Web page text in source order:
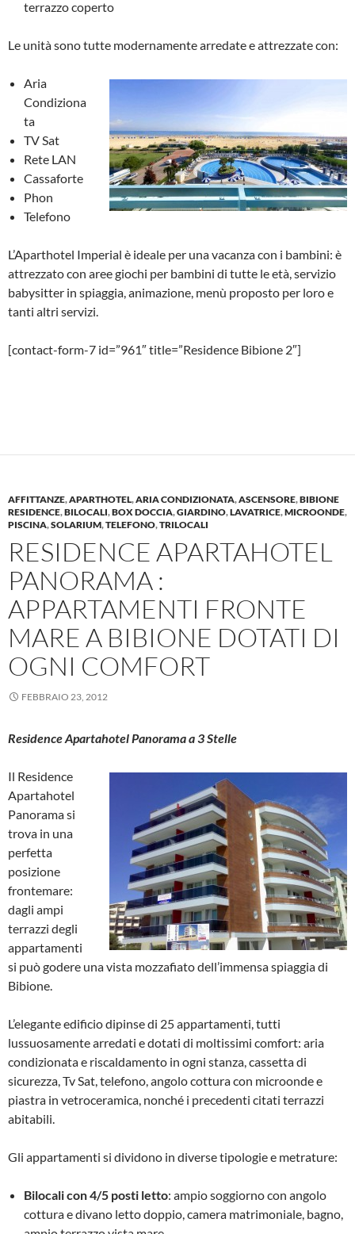
terrazzo coperto
Le unità sono tutte modernamente arredate e attrezzate con:
Aria
Condiziona
ta
TV Sat
Rete LAN
Cassaforte
Phon
Telefono
L’Aparthotel Imperial è ideale per una vacanza con i bambini: è
attrezzato con aree giochi per bambini di tutte le età, servizio
babysitter in spiaggia, animazione, menù proposto per loro e
tanti altri servizi.
[contact-form-7 id=”961″ title=”Residence Bibione 2″]
AFFITTANZE,APARTHOTEL,ARIA CONDIZIONATA,ASCENSORE,BIBIONE
RESIDENCE,BILOCALI,BOX DOCCIA,GIARDINO,LAVATRICE,MICROONDE,
PISCINA,SOLARIUM,TELEFONO,TRILOCALI
RESIDENCE APARTAHOTEL
PANORAMA :
APPARTAMENTI FRONTE
MARE A BIBIONE DOTATI DI
OGNI COMFORT
FEBBRAIO 23, 2012
Residence Apartahotel Panoramaa 3 Stelle
Il Residence
Apartahotel
Panorama si
trova in una
perfetta
posizione
frontemare:
dagli ampi
terrazzi degli
appartamenti
si può godere una vista mozzafiato dell’immensa spiaggia di
Bibione.
L’elegante edificio dipinse di 25 appartamenti, tutti
lussuosamente arredati e dotati di moltissimi comfort: aria
condizionata e riscaldamento in ogni stanza, cassetta di
sicurezza, Tv Sat, telefono, angolo cottura con microonde e
piastra in vetroceramica, nonché i precedenti citati terrazzi
abitabili.
Gli appartamenti si dividono in diverse tipologie e metrature:
Bilocali con 4/5 posti letto: ampio soggiorno con angolo
cottura e divano letto doppio, camera matrimoniale, bagno,